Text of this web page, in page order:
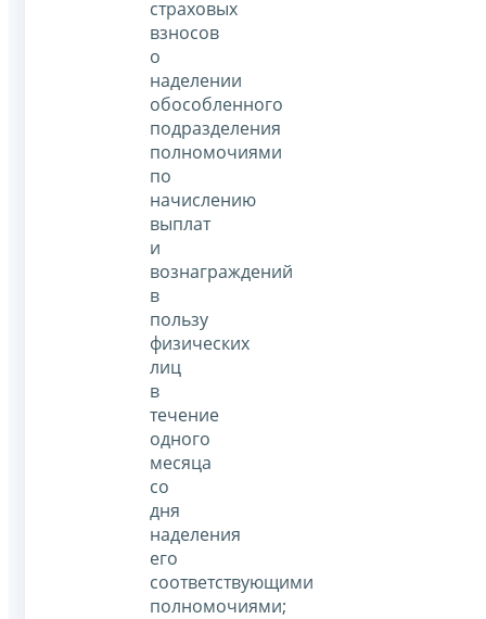
страховых
взносов
о
наделении
обособленного
подразделения
полномочиями
по
начислению
выплат
и
вознаграждений
в
пользу
физических
лиц
в
течение
одного
месяца
со
дня
наделения
его
соответствующими
полномочиями;